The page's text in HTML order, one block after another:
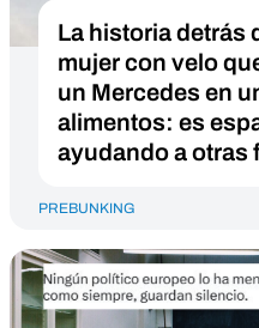
La historia detrás
mujer con velo
un Mercedes en
alimentos: es
ayudando a otras
PREBUNKING